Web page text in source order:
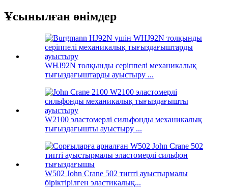
Ұсынылған өнімдер
WHJ92N толқынды серіппелі механикалық
тығыздағыштарды ауыстыру ...
W2100 эластомерлі сильфонды механикалық
тығыздағышты ауыстыру ...
W502 John Crane 502 типті ауыстырмалы
біріктірілген эластикалық...